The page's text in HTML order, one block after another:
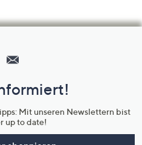
Mit unseren Newslettern bist
up to date!